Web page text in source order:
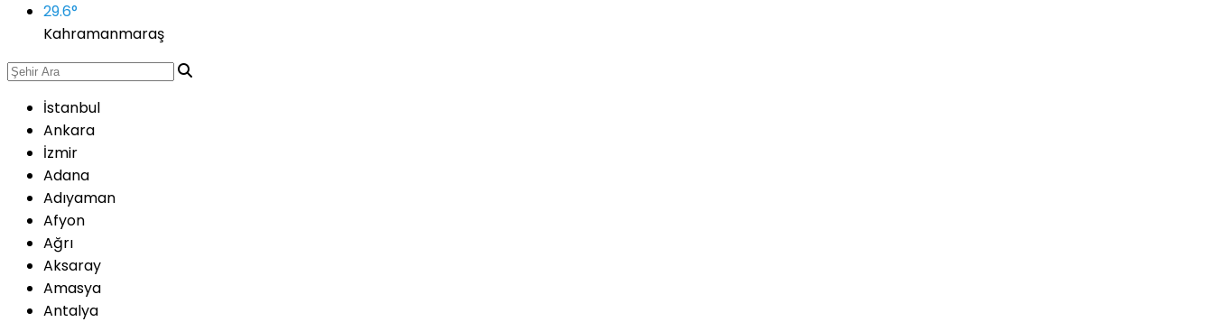
29.6°
Kahramanmaraş
İstanbul
Ankara
İzmir
Adana
Adıyaman
Afyon
Ağrı
Aksaray
Amasya
Antalya